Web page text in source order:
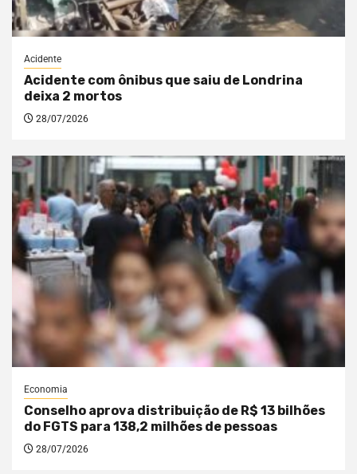
Acidente
Acidente com ônibus que saiu de Londrina
deixa 2 mortos
28/07/2026
Economia
Conselho aprova distribuição de R$ 13 bilhões
do FGTS para 138,2 milhões de pessoas
28/07/2026